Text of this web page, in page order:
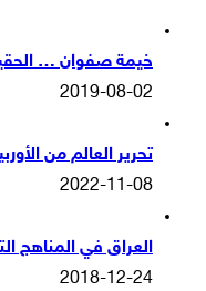
خيمة صفوان …
2019-08-02
تحرير العالم من
2022-11-08
العراق في المناهج
2018-12-24